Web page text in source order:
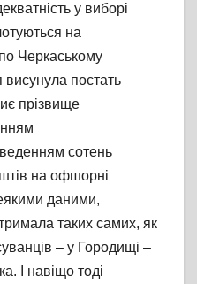
у виборі
на
Черкаському
висунула постать
прізвище
сотень
на офшорні
даними,
таких самих, як
– у Городищі –
І навіщо тоді